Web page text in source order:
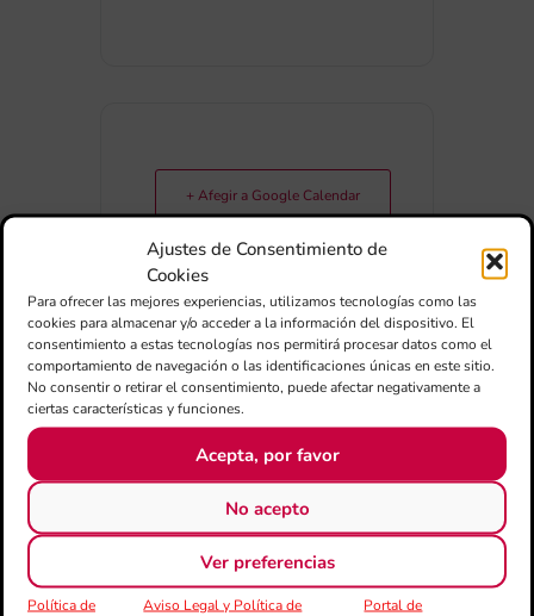
Ajustes de Consentimiento de
Cookies
Para ofrecer las mejores experiencias, utilizamos tecnologías como las
cookies para almacenar y/o acceder a la información del dispositivo. El
consentimiento a estas tecnologías nos permitirá procesar datos como el
comportamiento de navegación o las identificaciones únicas en este sitio.
No consentir o retirar el consentimiento, puede afectar negativamente a
ciertas características y funciones.
Acepta, por favor
No acepto
Ver preferencias
Política de
Aviso Legal y Política de
Portal de
+ Afegir a Google Calendar
COMPARTIR